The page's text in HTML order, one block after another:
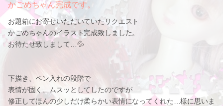
かごめちゃん完成です。
お題箱にお寄せいただいていたリクエスト
かごめちゃんのイラスト完成致しました。
お待たせ致しまして…💦
下描き、ペン入れの段階で
表情が固く、ムスッとしてしたのですが
修正してほんの少しだけ柔らかい表情になってくれた…様に思いま